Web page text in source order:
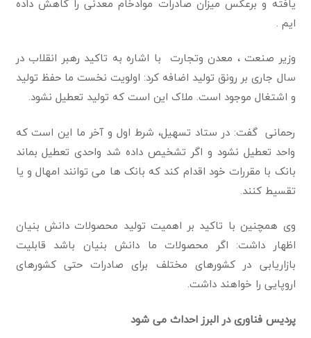
ایم .
وزیر صنعت ، معدن وتجارت با اشاره به تاکید رهبر انقلاب در
سال جاری بر رونق تولید اضافه کرد: اولویت نخست ما حفظ تولید
و اشتغال موجود است. ملاک این است که تولید تعطیل نشود.
رحمانی گفت: در ستاد تسهیل، شرط اول و آخر ما این است که
واحد تعطیل نشود و اگر تشخیص داده شد واحدی تعطیل بماند
بانک با مقررات خود اقدام کند که بانک ها می توانند امهال و یا
تقسیط کنند.
وی همچنین با تاکید بر اهمیت تولید محصولات دانش بنیان
اظهار داشت: اگر محصولات ما دانش بنیان باشد قابلیت
بازاریابی در کشورهای مختلف برای صادرات حتی کشورهای
اروپایی را خواهند داشت.
پردیس فناوری در البرز احداث می شود